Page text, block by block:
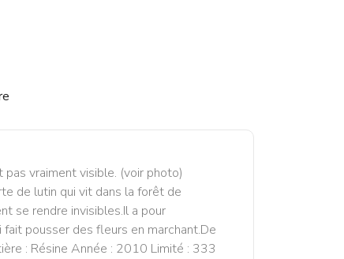
vraiment visible. (voir photo)
de lutin qui vit dans la forêt de
se rendre invisibles.Il a pour
pousser des fleurs en marchant.De
: Résine Année : 2010 Limité : 333